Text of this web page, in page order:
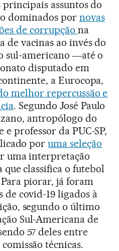
principais assuntos do
dominados por novas
de corrupção na
de vacinas ao invés do
sul-americano ―até o
disputado em
a Eurocopa,
melhor repercussão e
. Segundo José Paulo
antropólogo do
e professor da PUC-SP,
poruma seleção
uma interpretação
classifica o futebol
piorar, já foram
de covid-19 ligados à
segundo o último
Sul-Americana de
57 deles entre
técnicas.